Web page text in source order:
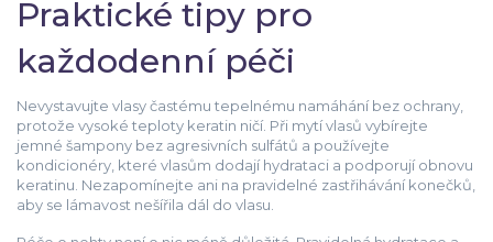
Praktické tipy pro
každodenní péči
Nevystavujte vlasy častému tepelnému namáhání bez ochrany,
protože vysoké teploty keratin ničí. Při mytí vlasů vybírejte
jemné šampony bez agresivních sulfátů a používejte
kondicionéry, které vlasům dodají hydrataci a podporují obnovu
keratinu. Nezapomínejte ani na pravidelné zastřihávání konečků,
aby se lámavost nešířila dál do vlasu.